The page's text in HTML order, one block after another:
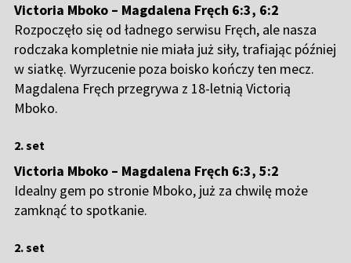
Victoria Mboko – Magdalena Fręch 6:3, 6:2
Rozpoczęło się od ładnego serwisu Fręch, ale nasza
rodczaka kompletnie nie miała już siły, trafiając później
w siatkę. Wyrzucenie poza boisko kończy ten mecz.
Magdalena Fręch przegrywa z 18-letnią Victorią
Mboko.
2. set
Victoria Mboko – Magdalena Fręch 6:3, 5:2
Idealny gem po stronie Mboko, już za chwilę może
zamknąć to spotkanie.
2. set